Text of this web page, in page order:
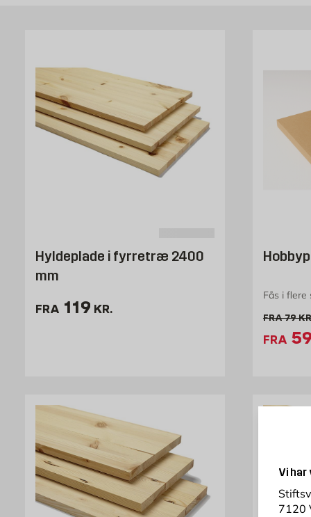
Vi har
7120
Vil du bygge din helt egen bogreol, kan du tage et kig på
dine ønsker og gøre den pladsbygget og malet ind som en del
Se vores guide til, hvordan du kan bygge din egen
Køb hylder og reoler hos Byggmax
Hylder skaber orden i hjemmet og er nemme at montere. Vi
Hyldeplade i fyrretræ 2400
mm
FRA Pris 119 kr. /stk
119 KR.
Fås i flere
FRA 79
FRA